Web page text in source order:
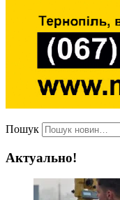
Пошук
Актуально!